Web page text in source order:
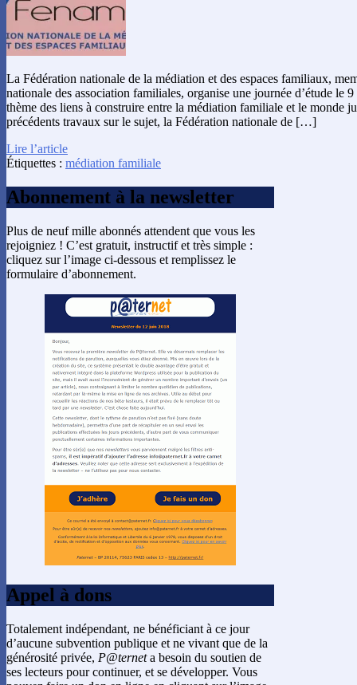
La Fédération nationale de la médiation et des espaces familiaux,
nationale des association familiales, organise une journée d’étude le
thème des liens à construire entre la médiation familiale et le monde
précédents travaux sur le sujet, la Fédération nationale de […]
Lire l’article
Étiquettes : médiation familiale
Abonnement à la newsletter
Plus de neuf mille abonnés attendent que vous les
rejoigniez ! C’est gratuit, instructif et très simple :
cliquez sur l’image ci-dessous et remplissez le
formulaire d’abonnement.
Appel à dons
Totalement indépendant, ne bénéficiant à ce jour
d’aucune subvention publique et ne vivant que de la
générosité privée, P@terneta besoin du soutien de
ses lecteurs pour continuer, et se développer. Vous